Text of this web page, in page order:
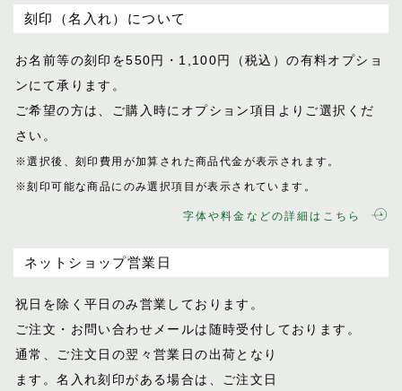
刻印（名入れ）について
お名前等の刻印を550円・1,100円（税込）の有料オプショ
ンにて承ります。
ご希望の方は、ご購入時にオプション項目 よりご選択くだ
さい。
※選択後、刻印費用が加算された商品代金が表示 されます。
※刻印可能な商品にのみ選択項目が表示されてい ます。
字体や料金などの詳細はこちら
ネットショップ営業日
祝日を除く平日のみ営業しております。
ご注文・お問い合わせメールは随時受付し ております。
通常、ご注文日の翌々営業日の出荷となり
ます。名入れ刻印がある場合は、ご注文日